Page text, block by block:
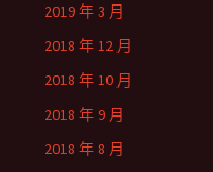
2019 年 3 月
2018 年 12 月
2018 年 10 月
2018 年 9 月
2018 年 8 月